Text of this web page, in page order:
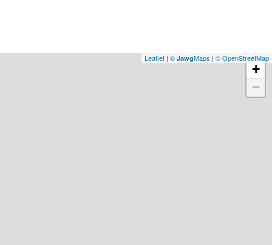
+
−
Leaflet | © JawgMaps | © OpenStreetMap